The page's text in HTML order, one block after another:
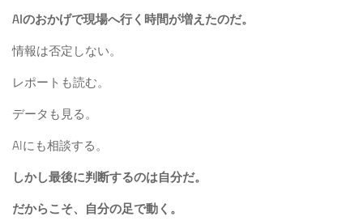
AIのおかげで現場へ行く時間が増えたのだ。
情報は否定しない。
レポートも読む。
データも見る。
AIにも相談する。
しかし最後に判断するのは自分だ。
だからこそ、自分の足で動く。